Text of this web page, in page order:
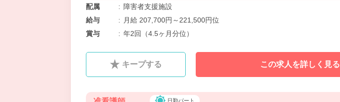
配属 : 障害者支援施設
給与
:
月給 207,700円～221,500円位
賞与
: 年2回（4.5ヶ月分位）
キープする この求人を詳しく見る
日勤パート